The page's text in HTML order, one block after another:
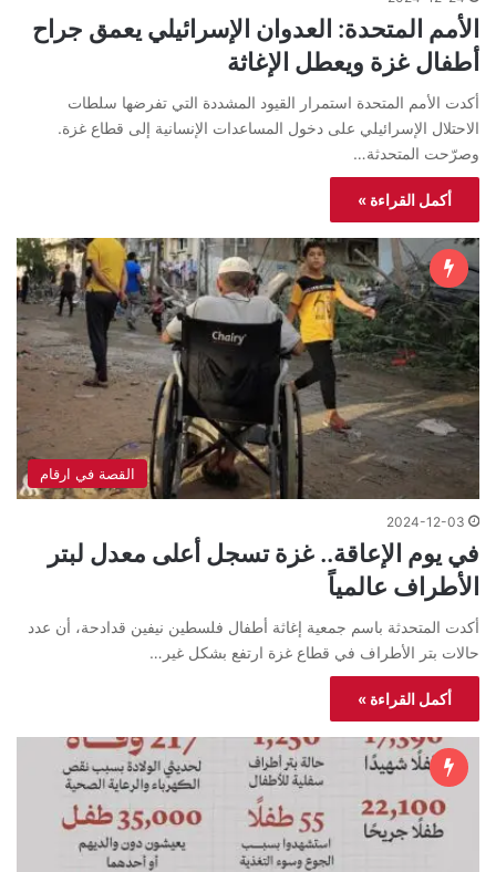
الأمم المتحدة: العدوان الإسرائيلي يعمق جراح
أطفال غزة ويعطل الإغاثة
أكدت الأمم المتحدة استمرار القيود المشددة التي تفرضها سلطات
الاحتلال الإسرائيلي على دخول المساعدات الإنسانية إلى قطاع غزة.
وصرّحت المتحدثة…
أكمل القراءة »
القصة في ارقام
2024-12-03
في يوم الإعاقة.. غزة تسجل أعلى معدل لبتر
الأطراف عالمياً
أكدت المتحدثة باسم جمعية إغاثة أطفال فلسطين نيفين قدادحة، أن عدد
حالات بتر الأطراف في قطاع غزة ارتفع بشكل غير…
أكمل القراءة »